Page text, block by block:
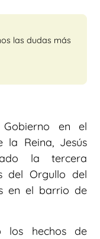
las dudas más
en el
la Reina, Jesús
la tercera
del Orgullo del
en el barrio de
los hechos de